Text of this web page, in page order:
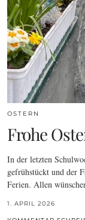
OSTERN
Frohe
In der letzten
gefrühstückt und der
Ferien. Allen
1. APRIL 2026